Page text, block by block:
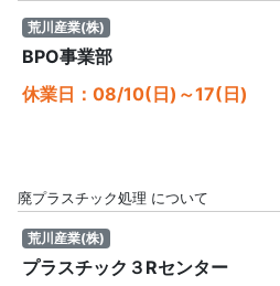
荒川産業(株)
BPO事業部
休業日：08/10(日)～17(日)
廃プラスチック処理 について
荒川産業(株)
プラスチック３Rセンター